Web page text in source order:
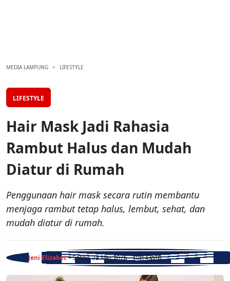
MEDIA LAMPUNG LIFESTYLE
LIFESTYLE
Hair Mask Jadi Rahasia
Rambut Halus dan Mudah
Diatur di Rumah
Penggunaan hair mask secara rutin membantu
menjaga rambut tetap halus, lembut, sehat, dan
mudah diatur di rumah.
Jeni Elizabet - Sabtu, 23 Mei 2026 - 10:14 WIB